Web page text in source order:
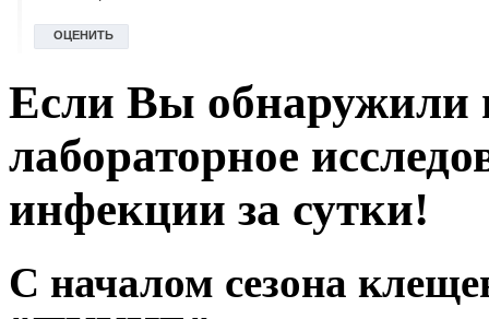
Если Вы обнаружили
лабораторное
инфекции за сутки!
С началом сезона